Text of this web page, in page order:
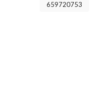
659720753